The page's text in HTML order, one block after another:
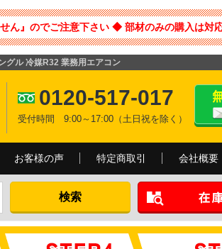
ん』のでご注意下さい ◆ 部材のみの購入は対
グル 冷媒R32 業務用エアコン
0120-517-017
受付時間 9:00～17:00（土日祝を除く）
お客様の声 特定商取引 会社概要